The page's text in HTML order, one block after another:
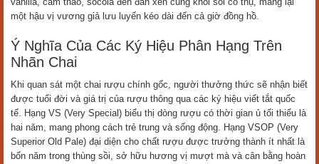
một hậu vị vương giả lưu luyến kéo dài đến cả giờ đồng hồ.
Ý Nghĩa Của Các Ký Hiệu Phân Hạng Trên
Nhãn Chai
Khi quan sát một chai rượu chính gốc, người thưởng thức sẽ nhận biết
được tuổi đời và giá trị của rượu thông qua các ký hiệu viết tắt quốc
tế. Hạng VS (Very Special) biểu thị dòng rượu có thời gian ủ tối thiểu là
hai năm, mang phong cách trẻ trung và sống động. Hạng VSOP (Very
Superior Old Pale) đại diện cho chất rượu được trưởng thành ít nhất là
bốn năm trong thùng sồi, sở hữu hương vị mượt mà và cân bằng hoàn